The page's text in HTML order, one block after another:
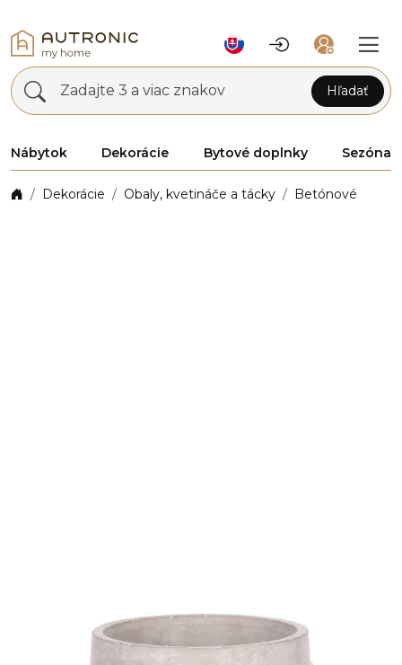
Zadajte 3 a viac znakov Hľadať
Nábytok Dekorácie Bytové doplnky Sezóna
Dekorácie Obaly, kvetináče a tácky Betónové